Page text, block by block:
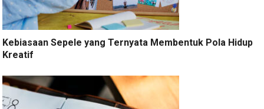
Kebiasaan Sepele yang Ternyata Membentuk Pola Hidup
Kreatif